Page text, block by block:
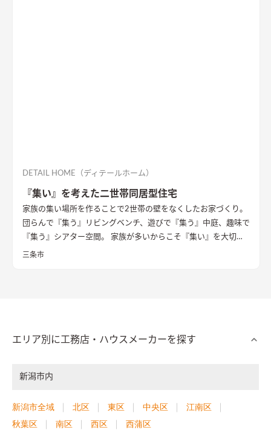
DETAIL HOME（ディテールホーム）
『集い』を考えた二世帯同居型住宅
家族の集い場所を作ることで2世帯の壁をなくしたお家づくり。
団らんで『集う』リビングベンチ、遊びで『集う』中庭、趣味で
『集う』シアター空間。 家族が多いからこそ『集い』を大切に
したお家になっています。
三条市
エリア別に工務店・ハウスメーカーを探す
新潟市内
新潟市全域 北区 東区 中央区
江南区
秋葉区
南区 西区 西蒲区